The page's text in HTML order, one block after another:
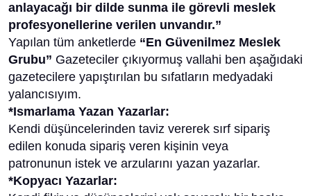
anlayacağı bir dilde sunma ile görevli meslek
profesyonellerine verilen unvandır.”
Yapılan tüm anketlerde “En Güvenilmez Meslek
Grubu” Gazeteciler çıkıyormuş vallahi ben aşağıdaki
gazetecilere yapıştırılan bu sıfatların medyadaki
yalancısıyım.
*Ismarlama Yazan Yazarlar:
Kendi düşüncelerinden taviz vererek sırf sipariş
edilen konuda sipariş veren kişinin veya
patronunun istek ve arzularını yazan yazarlar.
*Kopyacı Yazarlar: